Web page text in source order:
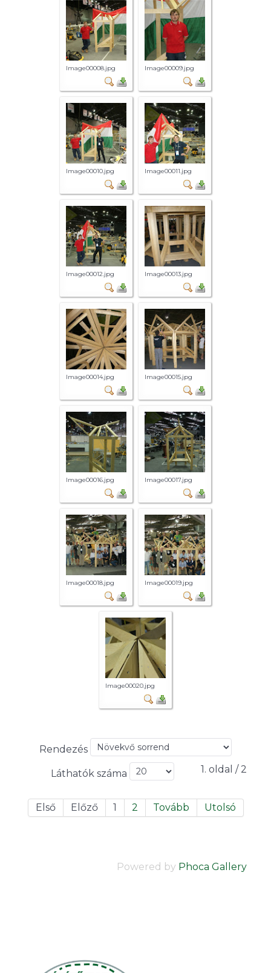
Image00008.jpg Image00009.jpg
Image00010.jpg Image00011.jpg
Image00012.jpg Image00013.jpg
Image00014.jpg Image00015.jpg
Image00016.jpg Image00017.jpg
Image00018.jpg Image00019.jpg
Image00020.jpg
Rendezés
Láthatók száma 1. oldal / 2
Első Előző 1 2 Tovább Utolsó
Powered by Phoca Gallery